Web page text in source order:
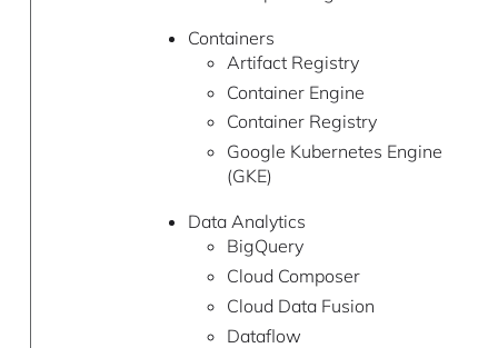
Containers
Artifact Registry
Container Engine
Container Registry
Google Kubernetes Engine
(GKE)
Data Analytics
BigQuery
Cloud Composer
Cloud Data Fusion
Dataflow